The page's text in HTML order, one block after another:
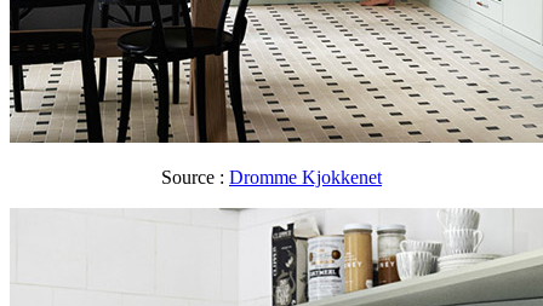
Source : Dromme Kjokkenet